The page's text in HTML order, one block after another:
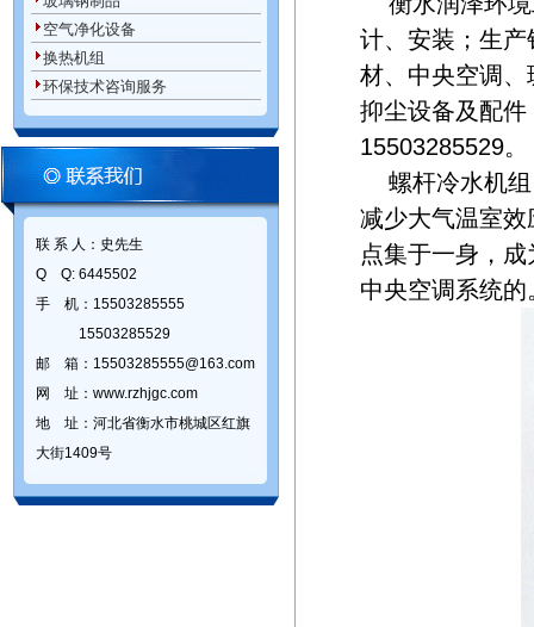
空气净化设备
换热机组
环保技术咨询服务
联 系 人：史先生
Q Q: 6445502
手 机：15503285555
15503285529
邮 箱：15503285555@163.com
网 址：www.rzhjgc.com
地 址：河北省衡水市桃城区红旗
大街1409号
计、安装；生
材、中央空调
抑尘设备及配
15503285529。
螺杆冷水机组
减少大气温室
点集于一身，
中央空调系统的